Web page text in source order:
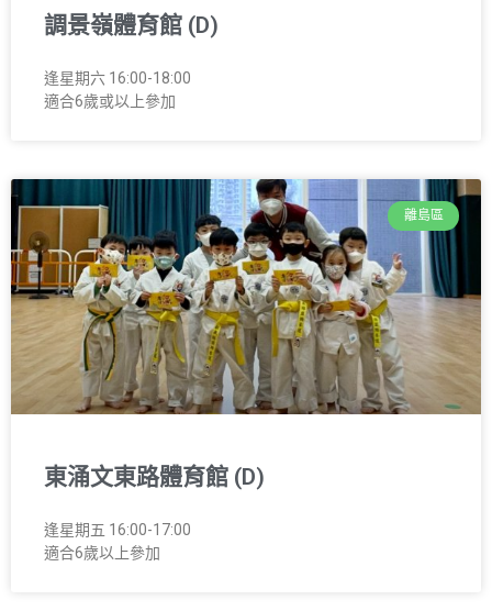
調景嶺體育館 (D)
逢星期六 16:00-18:00
適合6歲或以上參加
離島區
東涌文東路體育館 (D)
逢星期五 16:00-17:00
適合6歲以上參加